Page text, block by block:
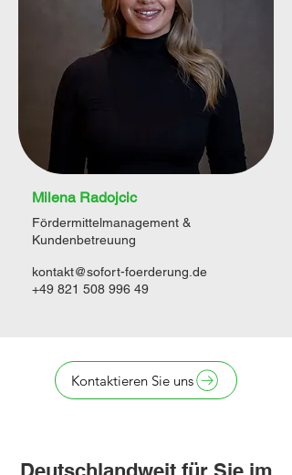
Milena Radojcic
Fördermittelmanagement &
Kundenbetreuung
kontakt@sofort-foerderung.de
+49 821 508 996 49
Kontaktieren Sie uns